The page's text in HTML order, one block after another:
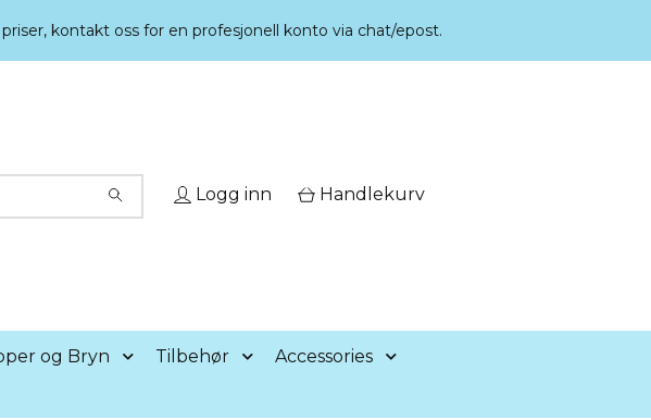
kontakt oss for en profesjonell konto via chat/epost.
Logg inn Handlekurv
og Bryn Tilbehør
Accessories